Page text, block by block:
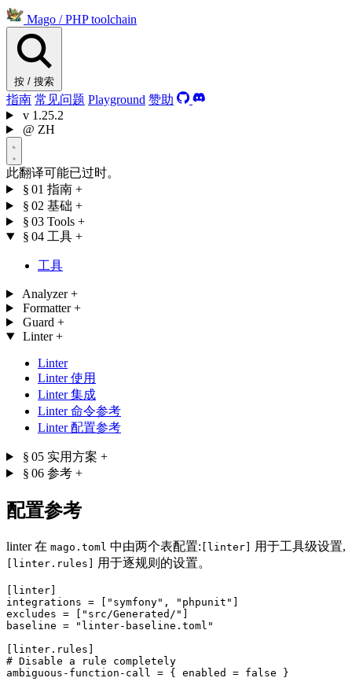
Mago / PHP toolchain
按 / 搜索
指南 常见问题 Playground 赞助
v 1.25.2
@ ZH
此翻译可能已过时。
§ 01 指南 +
§ 02 基础 +
§ 03 Tools +
§ 04 工具 +
工具
Analyzer +
Formatter +
Guard +
Linter +
Linter
Linter 使用
Linter 集成
Linter 命令参考
Linter 配置参考
§ 05 实用方案 +
§ 06 参考 +
配置参考
linter 在 mago.toml 中由两个表配置: [linter] 用于工具级设置,
[linter.rules] 用于逐规则的设置。
[linter]
integrations = [ "symfony" , "phpunit"
excludes = [ "src/Generated/"
baseline =
"linter-baseline.toml"
[linter.rules]
# Disable a rule completely
ambiguous-function-call
= { enabled = false }